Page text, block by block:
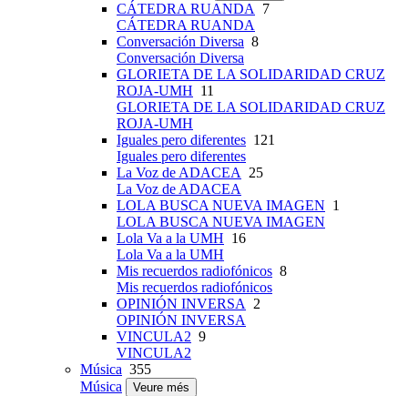
CÁTEDRA RUANDA
7
CÁTEDRA RUANDA
Conversación Diversa 8
Conversación Diversa
GLORIETA DE LA SOLIDARIDAD CRUZ
ROJA-UMH 11
GLORIETA DE LA SOLIDARIDAD CRUZ
ROJA-UMH
Iguales pero diferentes 121
Iguales pero diferentes
La Voz de ADACEA
25
La Voz de ADACEA
LOLA BUSCA NUEVA IMAGEN 1
LOLA BUSCA NUEVA IMAGEN
Lola Va a la UMH 16
Lola Va a la UMH
Mis recuerdos radiofónicos 8
Mis recuerdos radiofónicos
OPINIÓN INVERSA
2
OPINIÓN INVERSA
VINCULA2 9
VINCULA2
Música 355
Música
Veure més